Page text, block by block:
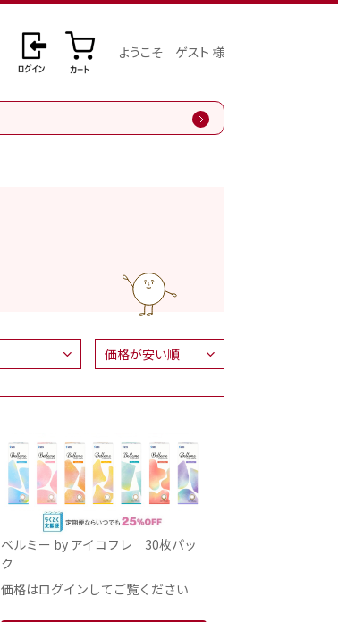
ようこそ ゲスト 様
ベルミー by アイコフレ 30枚パッ
ク
価格はログインしてご覧ください